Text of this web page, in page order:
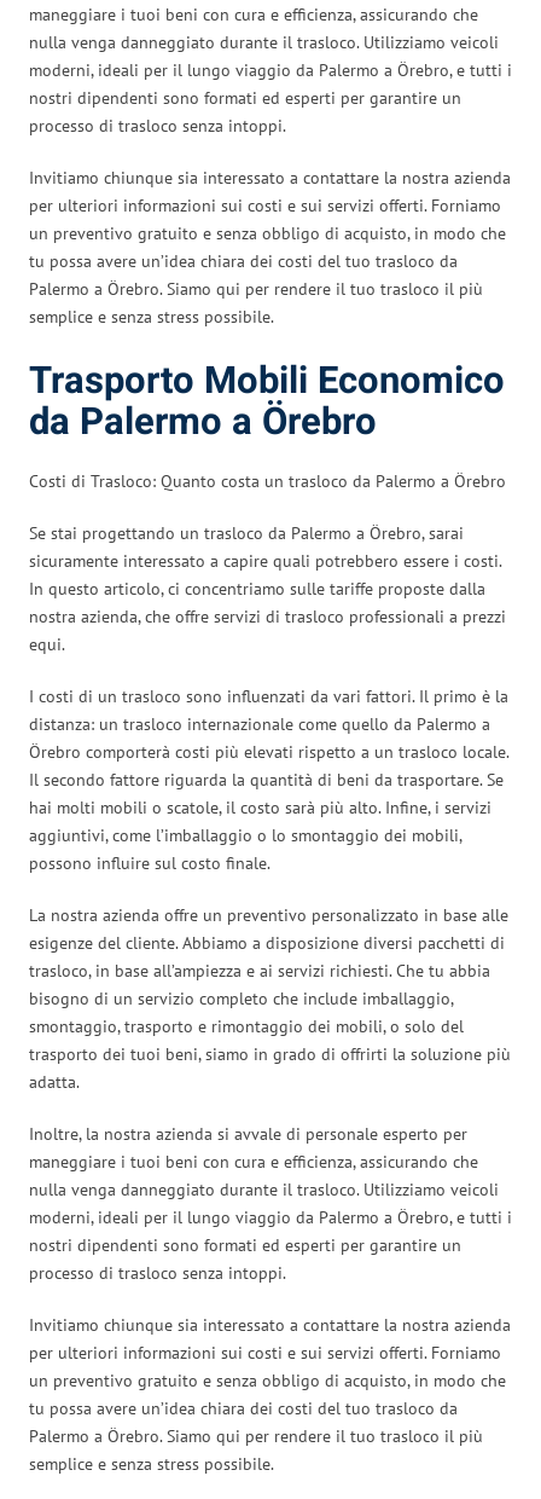
maneggiare i tuoi beni con cura e efficienza, assicurando che
nulla venga danneggiato durante il trasloco. Utilizziamo veicoli
moderni, ideali per il lungo viaggio da Palermo a Örebro, e tutti i
nostri dipendenti sono formati ed esperti per garantire un
processo di trasloco senza intoppi.
Invitiamo chiunque sia interessato a contattare la nostra azienda
per ulteriori informazioni sui costi e sui servizi offerti. Forniamo
un preventivo gratuito e senza obbligo di acquisto, in modo che
tu possa avere un’idea chiara dei costi del tuo trasloco da
Palermo a Örebro. Siamo qui per rendere il tuo trasloco il più
semplice e senza stress possibile.
Trasporto Mobili Economico
da Palermo a Örebro
Costi di Trasloco: Quanto costa un trasloco da Palermo a Örebro
Se stai progettando un trasloco da Palermo a Örebro, sarai
sicuramente interessato a capire quali potrebbero essere i costi.
In questo articolo, ci concentriamo sulle tariffe proposte dalla
nostra azienda, che offre servizi di trasloco professionali a prezzi
equi.
I costi di un trasloco sono influenzati da vari fattori. Il primo è la
distanza: un trasloco internazionale come quello da Palermo a
Örebro comporterà costi più elevati rispetto a un trasloco locale.
Il secondo fattore riguarda la quantità di beni da trasportare. Se
hai molti mobili o scatole, il costo sarà più alto. Infine, i servizi
aggiuntivi, come l’imballaggio o lo smontaggio dei mobili,
possono influire sul costo finale.
La nostra azienda offre un preventivo personalizzato in base alle
esigenze del cliente. Abbiamo a disposizione diversi pacchetti di
trasloco, in base all’ampiezza e ai servizi richiesti. Che tu abbia
bisogno di un servizio completo che include imballaggio,
smontaggio, trasporto e rimontaggio dei mobili, o solo del
trasporto dei tuoi beni, siamo in grado di offrirti la soluzione più
adatta.
Inoltre, la nostra azienda si avvale di personale esperto per
maneggiare i tuoi beni con cura e efficienza, assicurando che
nulla venga danneggiato durante il trasloco. Utilizziamo veicoli
moderni, ideali per il lungo viaggio da Palermo a Örebro, e tutti i
nostri dipendenti sono formati ed esperti per garantire un
processo di trasloco senza intoppi.
Invitiamo chiunque sia interessato a contattare la nostra azienda
per ulteriori informazioni sui costi e sui servizi offerti. Forniamo
un preventivo gratuito e senza obbligo di acquisto, in modo che
tu possa avere un’idea chiara dei costi del tuo trasloco da
Palermo a Örebro. Siamo qui per rendere il tuo trasloco il più
semplice e senza stress possibile.